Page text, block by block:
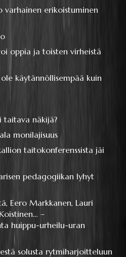
varhainen erikoistuminen
oppia ja toisten virheistä
käytännöllisempää kuin
taitava näkijä?
monilajisuus
taitokonferenssista jäi
pedagogiikan lyhyt
Eero Markkanen, Lauri
–
huippu-urheilu-uran
solusta rytmiharjoitteluun